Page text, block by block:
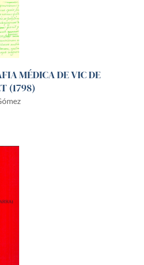
MÉDICA DE VIC DE
(1798)